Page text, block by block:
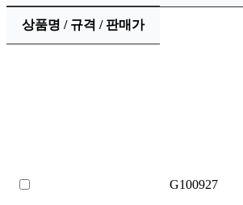
상품명 / 규격 / 판매가
G100927